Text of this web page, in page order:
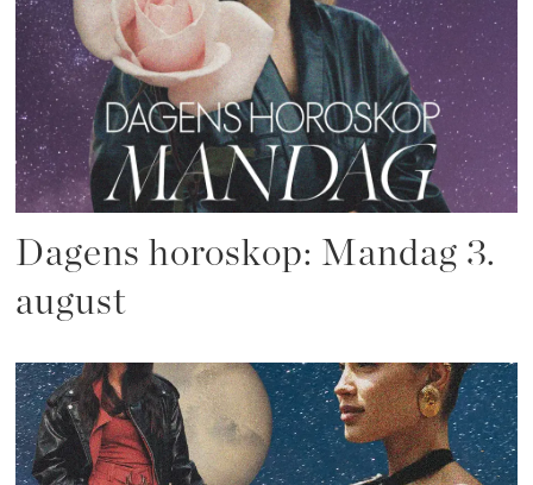
Dagens horoskop: Mandag 3.
august